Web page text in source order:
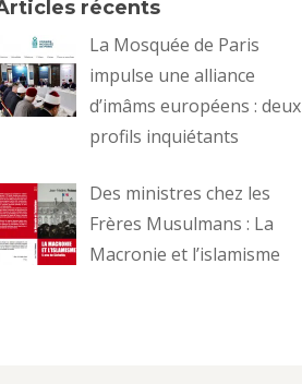
récents
La Mosquée de Paris
impulse une alliance
d’imâms européens : deux
profils inquiétants
Des ministres chez les
Frères Musulmans : La
Macronie et l’islamisme